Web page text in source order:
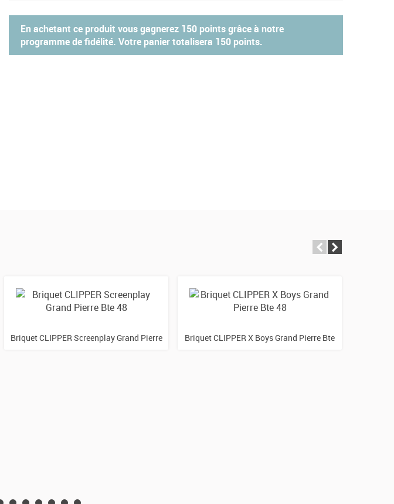
En achetant ce produit vous gagnerez 150 pointsgrâce à notre
programme de fidélité. Votre panier totalisera 150 points.
Briquet CLIPPER Screenplay Grand Pierre
Briquet CLIPPER X Boys Grand Pierre Bte